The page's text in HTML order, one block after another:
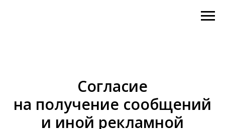
Согласие
на получение сообщений
и иной рекламной